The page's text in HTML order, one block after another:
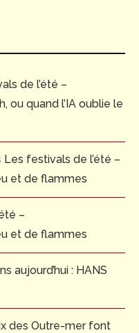
de l’été –
ou quand l’IA oublie le
Les festivals de l’été –
et de flammes
–
et de flammes
aujourd’hui : HANS
des Outre-mer font